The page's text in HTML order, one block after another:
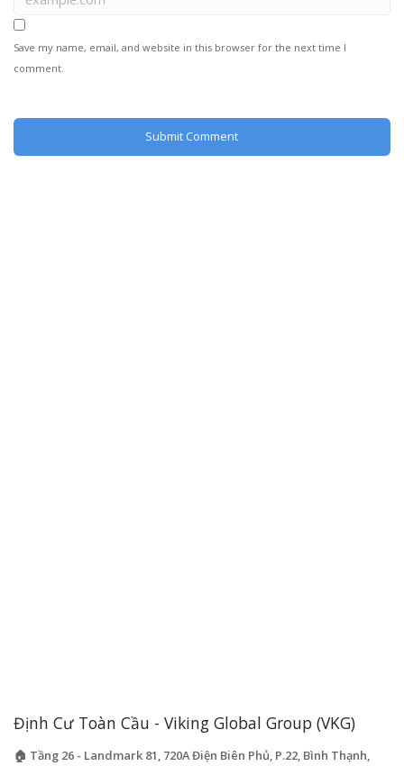
Save my name, email, and website in this browser for the next time I
comment.
Định Cư Toàn Cầu - Viking Global Group (VKG)
🏠 Tầng 26 - Landmark 81, 720A Điện Biên Phủ, P.22, Bình Thạnh,